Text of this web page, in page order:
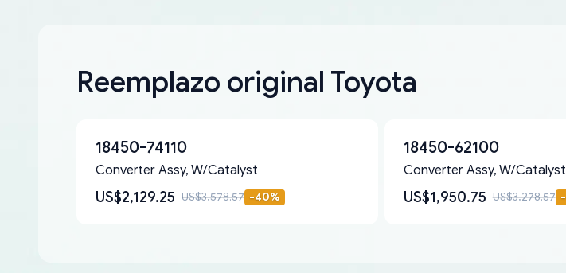
Reemplazo original Toyota
18450-74110
Converter Assy, W/Catalyst
US$2,129.25 US$3,578.57 -40%
18450-62100
Converter Assy, W/Catalyst
US$1,950.75 US$3,278.57 -